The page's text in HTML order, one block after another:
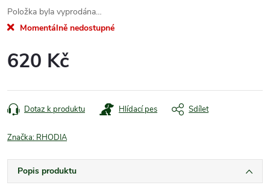
Položka byla vyprodána…
Momentálně nedostupné
620 Kč
cena:
Dotaz k produktu Hlídací pes Sdílet
Značka: RHODIA
Popis produktu